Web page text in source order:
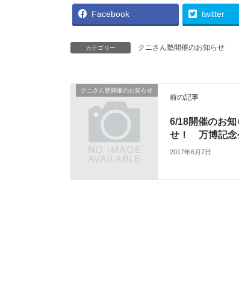
Facebook twitter
カテゴリー クニさん塾開催のお知らせ
クニさん塾開催のお知らせ
前の記事
6/18開催のお知
せ！ 万博記念
2017年6月7日